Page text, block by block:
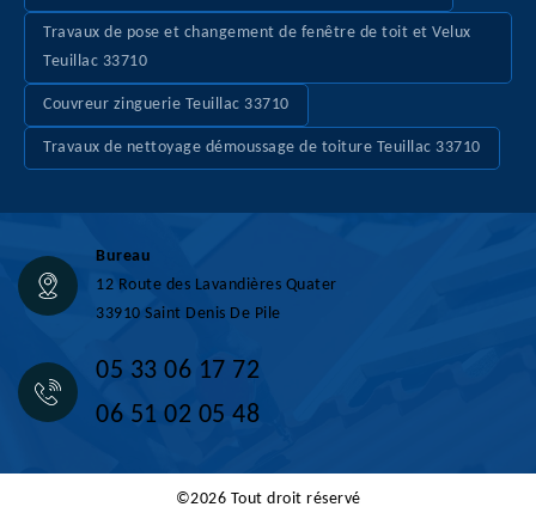
Travaux de pose et changement de fenêtre de toit et Velux
Teuillac 33710
Couvreur zinguerie Teuillac 33710
Travaux de nettoyage démoussage de toiture Teuillac 33710
Bureau
12 Route des Lavandières Quater
33910 Saint Denis De Pile
05 33 06 17 72
06 51 02 05 48
©2026 Tout droit réservé